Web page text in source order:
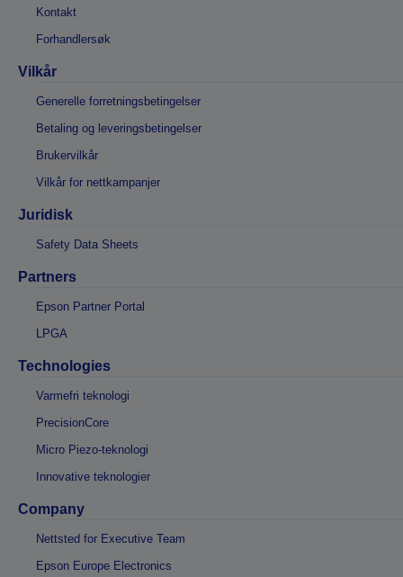
Kontakt
Forhandlersøk
Vilkår
Generelle forretningsbetingelser
Betaling og leveringsbetingelser
Brukervilkår
Vilkår for nettkampanjer
Juridisk
Safety Data Sheets
Partners
Epson Partner Portal
LPGA
Technologies
Varmefri teknologi
PrecisionCore
Micro Piezo-teknologi
Innovative teknologier
Company
Nettsted for Executive Team
Epson Europe Electronics